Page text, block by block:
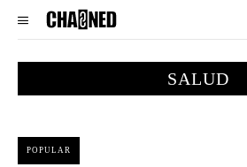
SALUD
POPULAR